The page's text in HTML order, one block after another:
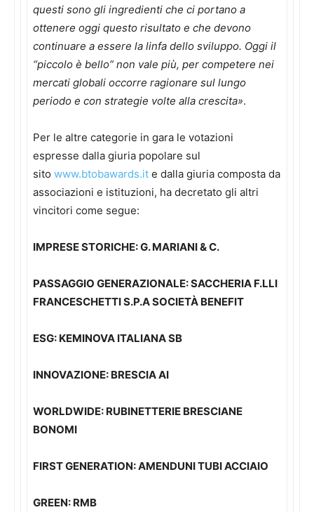
questi sono gli ingredienti che ci portano a
ottenere oggi questo risultato e che devono
continuare a essere la linfa dello sviluppo. Oggi il
“piccolo è bello” non vale più, per competere nei
mercati globali occorre ragionare sul lungo
periodo e con strategie volte alla crescita».
Per le altre categorie in gara le votazioni
espresse dalla giuria popolare sul
sito www.btobawards.it e dalla giuria composta da
associazioni e istituzioni, ha decretato gli altri
vincitori come segue:
IMPRESE STORICHE:G. MARIANI & C.
PASSAGGIO GENERAZIONALE:SACCHERIA F.LLI
FRANCESCHETTI S.P.A SOCIETÀ BENEFIT
ESG: KEMINOVA ITALIANA SB
INNOVAZIONE: BRESCIA AI
WORLDWIDE: RUBINETTERIE BRESCIANE
BONOMI
FIRST GENERATION:AMENDUNI TUBI ACCIAIO
GREEN: RMB